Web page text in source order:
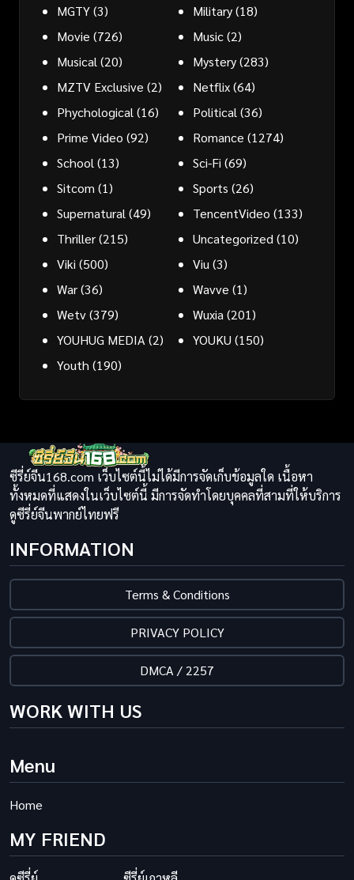
MGTY(3) Military(18)
Movie (726) Music(2)
Musical(20) Mystery(283)
MZTV Exclusive (2) Netflix(64)
Phychological(16) Political(36)
Prime Video (92) Romance (1274)
School(13) Sci-Fi (69)
Sitcom (1) Sports (26)
Supernatural(49) TencentVideo (133)
Thriller(215) Uncategorized(10)
Viki (500) Viu(3)
War(36) Wavve (1)
Wetv(379) Wuxia(201)
YOUHUG MEDIA(2) YOUKU (150)
Youth (190)
ซีรี่ย์จีน168.com เว็บไซต์นี้ไม่ได้มีการจัดเก็บข้อมูลใด เนื้อหา
ทั้งหมดที่แสดงในเว็บไซต์นี้ มีการจัดทำโดยบุคคลที่สามที่ให้บริการ
ดูซีรี่ย์จีนพากย์ไทยฟรี
INFORMATION
Terms & Conditions
PRIVACY POLICY
DMCA / 2257
WORK WITH US
Menu
Home
MY FRIEND